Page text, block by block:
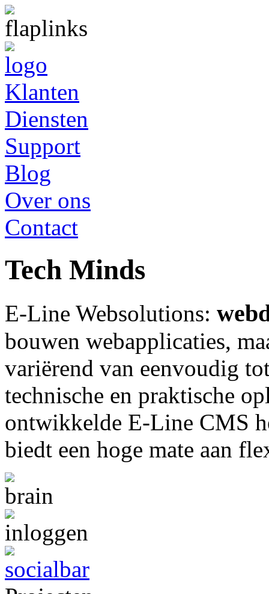
Klanten
Diensten
Support
Blog
Over ons
Contact
Tech Minds
E-Line Websolutions:
bouwen webapplicaties,
variërend van eenvoudig
technische en praktische
ontwikkelde E-Line CMS
biedt een hoge mate aan